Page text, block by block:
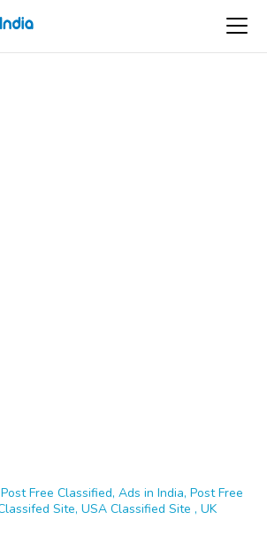
Free Classified, Ads in India, Post Free
Site, USA Classified Site , UK